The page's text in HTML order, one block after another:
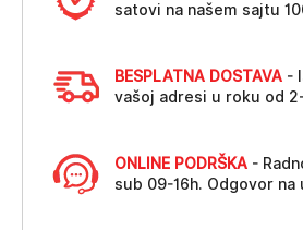
satovi na našem sajtu
BESPLATNA DOSTAVA -
vašoj adresi u roku od
ONLINE PODRŠKA -
sub 09-16h. Odgovor